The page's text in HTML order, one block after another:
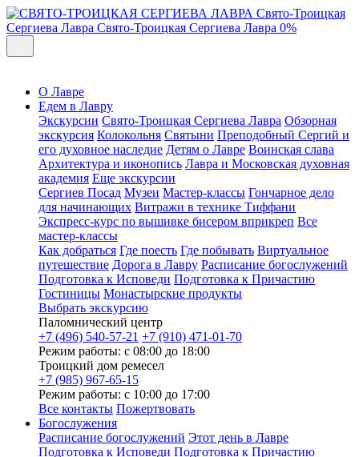
Свято-Троицкая
Сергиева Лавра Свято-Троицкая Сергиева Лавра 0%
О Лавре
Едем в Лавру
Экскурсии Свято-Троицкая Сергиева Лавра Обзорная
экскурсия Колокольня Святыни Преподобный Сергий и
его духовное наследие Детям о Лавре Воинская слава
Архитектура и иконопись Лавра и Московская духовная
академия Еще экскурсии
Сергиев Посад Музеи Мастер-классы Гончарное дело
для начинающих Витражи в технике Тиффани
Экспресс-курс по вышивке бисером вприкреп Все
мастер-классы
Как добраться Где поесть Где побывать Виртуальное
путешествие Дорога в Лавру Расписание богослужений
Подготовка к Исповеди Подготовка к Причастию
Гостиницы Монастырские продукты
Выбрать экскурсию
Паломнический центр
+7 (496) 540-57-21 +7 (910) 471-01-70
Режим работы: с 08:00 до 18:00
Троицкий дом ремесел
+7 (985) 967-65-15
Режим работы: с 10:00 до 17:00
Все контакты Пожертвовать
Богослужения
Расписание богослужений Этот день в Лавре
Подготовка к Исповеди Подготовка к Причастию